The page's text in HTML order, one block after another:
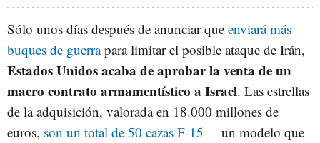
Sólo unos días después de anunciar que enviará más
buques de guerrapara limitar el posible ataque de Irán,
Estados Unidos acaba de aprobar la venta de un
macro contrato armamentístico a Israel. Las estrellas
de la adquisición, valorada en 18.000 millones de
euros, son un total de 50 cazas F-15 —un modelo que